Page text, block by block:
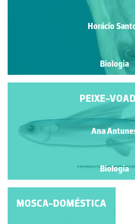
Horácio
Biologia
PEIXE-
Ana
Biologia
ESCARAVELHO-
MOSCA-DOMÉSTICA